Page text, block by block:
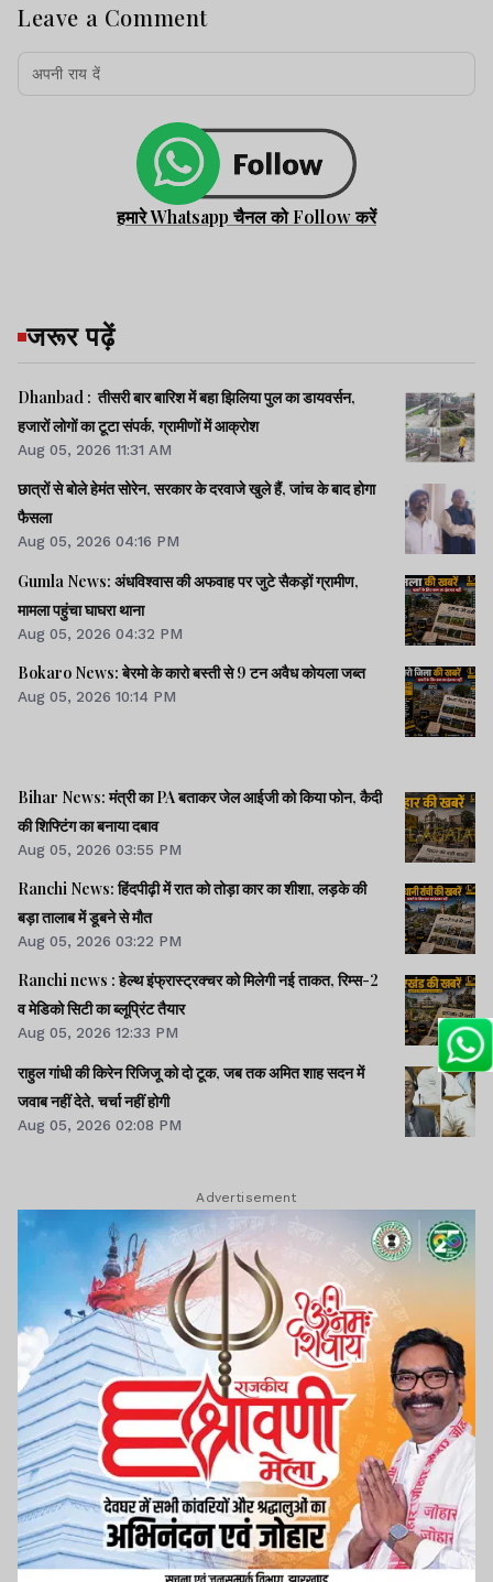
Leave a Comment
हमारे Whatsapp चैनल को Follow करें
जरूर पढ़ें
Dhanbad : तीसरी बार बारिश में बहा झिलिया पुल का डायवर्सन,
हजारों लोगों का टूटा संपर्क, ग्रामीणों में आक्रोश
Aug 05, 2026 11:31 AM
छात्रों से बोले हेमंत सोरेन, सरकार के दरवाजे खुले हैं, जांच के बाद होगा
फैसला
Aug 05, 2026 04:16 PM
Gumla News: अंधविश्वास की अफवाह पर जुटे सैकड़ों ग्रामीण,
मामला पहुंचा घाघरा थाना
Aug 05, 2026 04:32 PM
Bokaro News: बेरमो के कारो बस्ती से 9 टन अवैध कोयला जब्त
Aug 05, 2026 10:14 PM
Bihar News: मंत्री का PA बताकर जेल आईजी को किया फोन, कैदी
की शिफ्टिंग का बनाया दबाव
Aug 05, 2026 03:55 PM
Ranchi News: हिंदपीढ़ी में रात को तोड़ा कार का शीशा, लड़के की
बड़ा तालाब में डूबने से मौत
Aug 05, 2026 03:22 PM
Ranchi news : हेल्थ इंफ्रास्ट्रक्चर को मिलेगी नई ताकत, रिम्स-2
व मेडिको सिटी का ब्लूप्रिंट तैयार
Aug 05, 2026 12:33 PM
राहुल गांधी की किरेन रिजिजू को दो टूक, जब तक अमित शाह सदन में
जवाब नहीं देते, चर्चा नहीं होगी
Aug 05, 2026 02:08 PM
Advertisement